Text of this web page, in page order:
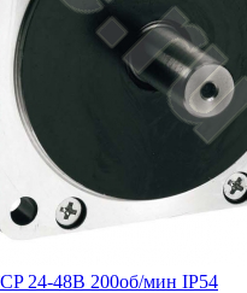
24-48В 200об/мин IP54